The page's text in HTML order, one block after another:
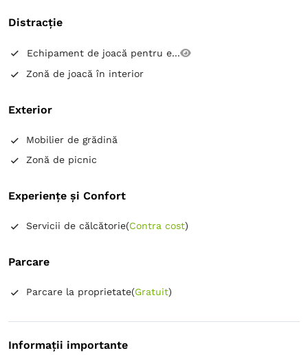
Distracție
Echipament de joacă pentru e...
Zonă de joacă în interior
Exterior
Mobilier de grădină
Zonă de picnic
Experiențe și Confort
Servicii de călcătorie(Contra cost)
Parcare
Parcare la proprietate(Gratuit)
Informații importante